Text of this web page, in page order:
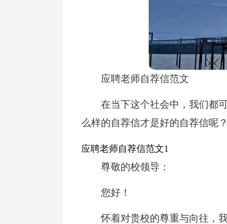
应聘老师自荐信范文
在当下这个社会中，我们都
么样的自荐信才是好的自荐信呢
应聘老师自荐信范文1
尊敬的校领导：
您好！
怀着对贵校的尊重与向往，